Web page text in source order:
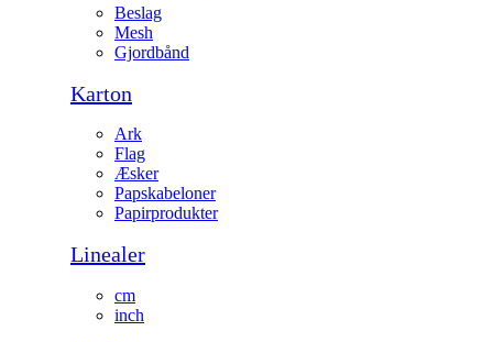
Beslag
Mesh
Gjordbånd
Karton
Ark
Flag
Æsker
Papskabeloner
Papirprodukter
Linealer
cm
inch